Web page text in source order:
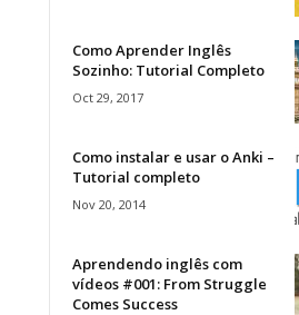
Como Aprender Inglês
Sozinho: Tutorial Completo
Oct 29, 2017
Como instalar e usar o Anki –
Tutorial completo
Nov 20, 2014
Aprendendo inglês com
vídeos #001: From Struggle
Comes Success